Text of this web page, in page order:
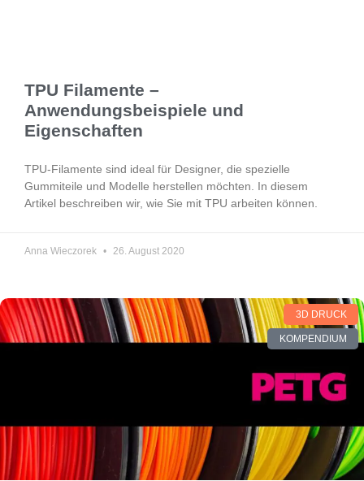
TPU Filamente –
Anwendungsbeispiele und
Eigenschaften
TPU-Filamente sind ideal für Designer, die spezielle
Gummiteile und Modelle herstellen möchten. In diesem
Artikel beschreiben wir, wie Sie mit TPU arbeiten können.
Anna Wieczorek 26. August 2020
3D DRUCK
KOMPENDIUM